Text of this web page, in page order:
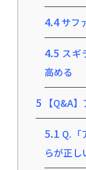
4.4サフ
4.5 スギ
高める
5 【Q&A
5.1 Q.「
らが正し